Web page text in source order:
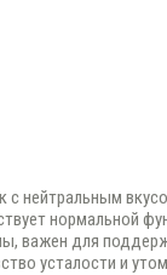
нейтральным
нормальной
важен для
усталости и